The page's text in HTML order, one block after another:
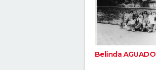
Belinda AGUADO